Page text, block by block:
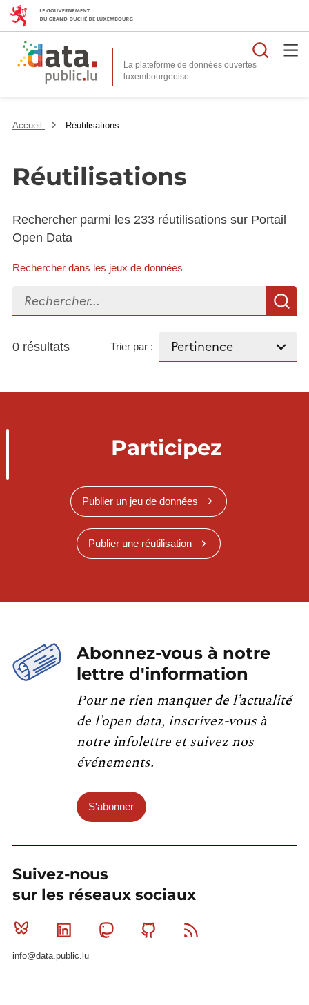
La plateforme de données ouvertes
Accueil Réutilisations
Réutilisations
Rechercher parmi les 233 réutilisations sur Portail
Open Data
Rechercher dans les jeux de données
Rechercher...
0 résultats Trier par :
Participez
Publier un jeu de données
Publier une réutilisation
Abonnez-vous à notre
lettre d'information
Pour ne rien manquer de l’actualité
de l’open data, inscrivez-vous à
notre infolettre et suivez nos
événements.
S'abonner
Suivez-nous
sur les réseaux sociaux
Bluesky Linkedin MastodonGithub
info@data.public.lu